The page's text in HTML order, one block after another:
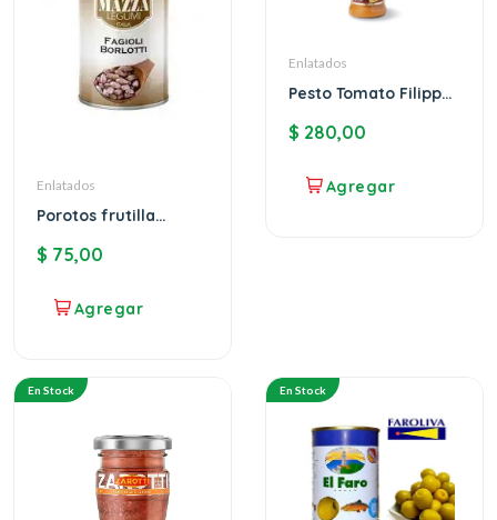
Enlatados
Porotos frutilla
$ 75,00
Enlatados
Pesto Tomato Filippo
$ 280,00
En Stock En Stock